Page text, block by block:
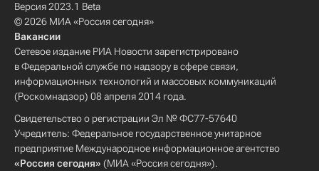
Версия 2023.1 Beta
© 2026 МИА «Россия сегодня»
Вакансии
Сетевое издание РИА Новости зарегистрировано
в Федеральной службе по надзору в сфере связи,
информационных технологий и массовых коммуникаций
(Роскомнадзор) 08 апреля 2014 года.
Свидетельство о регистрации Эл № ФС77-57640
Учредитель: Федеральное государственное унитарное
предприятие Международное информационное агентство
«Россия сегодня» (МИА «Россия сегодня»).